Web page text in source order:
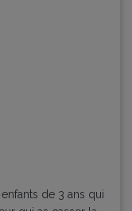
de 3 ans qui